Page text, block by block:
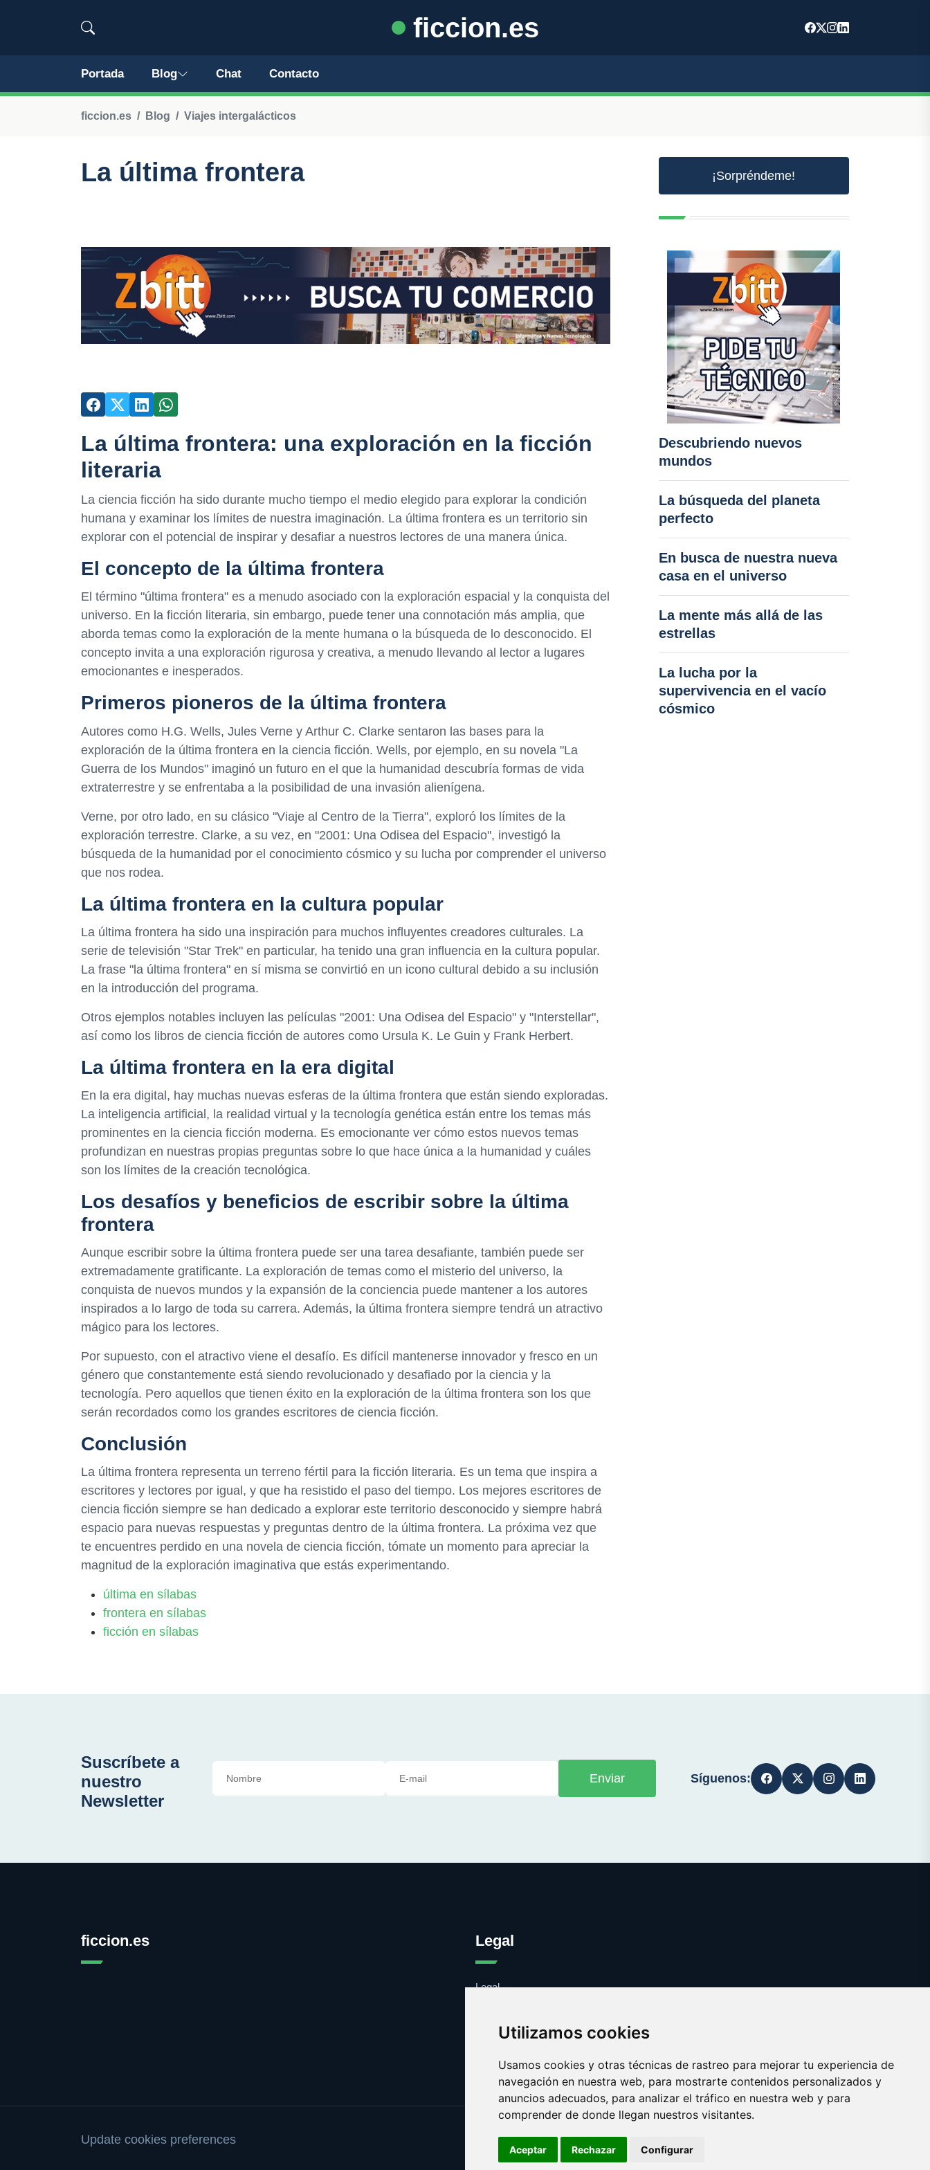
Utilizamos cookies
Usamos cookies y otras técnicas de rastreo para mejorar tu experiencia de
navegación en nuestra web, para mostrarte contenidos personalizados y
anuncios adecuados, para analizar el tráfico en nuestra web y para
comprender de donde llegan nuestros visitantes.
Aceptar Rechazar Configurar
ficcion.es
Portada Blog Chat Contacto
ficcion.es Blog Viajes intergalácticos
La última frontera
La última frontera: una exploración en la ficción
literaria
La ciencia ficción ha sido durante mucho tiempo el medio elegido para explorar la condición
humana y examinar los límites de nuestra imaginación. La última frontera es un territorio sin
explorar con el potencial de inspirar y desafiar a nuestros lectores de una manera única.
El concepto de la última frontera
El término "última frontera" es a menudo asociado con la exploración espacial y la conquista del
universo. En la ficción literaria, sin embargo, puede tener una connotación más amplia, que
aborda temas como la exploración de la mente humana o la búsqueda de lo desconocido. El
concepto invita a una exploración rigurosa y creativa, a menudo llevando al lector a lugares
emocionantes e inesperados.
Primeros pioneros de la última frontera
Autores como H.G. Wells, Jules Verne y Arthur C. Clarke sentaron las bases para la
exploración de la última frontera en la ciencia ficción. Wells, por ejemplo, en su novela "La
Guerra de los Mundos" imaginó un futuro en el que la humanidad descubría formas de vida
extraterrestre y se enfrentaba a la posibilidad de una invasión alienígena.
Verne, por otro lado, en su clásico "Viaje al Centro de la Tierra", exploró los límites de la
exploración terrestre. Clarke, a su vez, en "2001: Una Odisea del Espacio", investigó la
búsqueda de la humanidad por el conocimiento cósmico y su lucha por comprender el universo
que nos rodea.
La última frontera en la cultura popular
La última frontera ha sido una inspiración para muchos influyentes creadores culturales. La
serie de televisión "Star Trek" en particular, ha tenido una gran influencia en la cultura popular.
La frase "la última frontera" en sí misma se convirtió en un icono cultural debido a su inclusión
en la introducción del programa.
Otros ejemplos notables incluyen las películas "2001: Una Odisea del Espacio" y "Interstellar",
así como los libros de ciencia ficción de autores como Ursula K. Le Guin y Frank Herbert.
La última frontera en la era digital
En la era digital, hay muchas nuevas esferas de la última frontera que están siendo exploradas.
La inteligencia artificial, la realidad virtual y la tecnología genética están entre los temas más
prominentes en la ciencia ficción moderna. Es emocionante ver cómo estos nuevos temas
profundizan en nuestras propias preguntas sobre lo que hace única a la humanidad y cuáles
son los límites de la creación tecnológica.
Los desafíos y beneficios de escribir sobre la última
frontera
Aunque escribir sobre la última frontera puede ser una tarea desafiante, también puede ser
extremadamente gratificante. La exploración de temas como el misterio del universo, la
conquista de nuevos mundos y la expansión de la conciencia puede mantener a los autores
inspirados a lo largo de toda su carrera. Además, la última frontera siempre tendrá un atractivo
mágico para los lectores.
Por supuesto, con el atractivo viene el desafío. Es difícil mantenerse innovador y fresco en un
género que constantemente está siendo revolucionado y desafiado por la ciencia y la
tecnología. Pero aquellos que tienen éxito en la exploración de la última frontera son los que
serán recordados como los grandes escritores de ciencia ficción.
Conclusión
La última frontera representa un terreno fértil para la ficción literaria. Es un tema que inspira a
escritores y lectores por igual, y que ha resistido el paso del tiempo. Los mejores escritores de
ciencia ficción siempre se han dedicado a explorar este territorio desconocido y siempre habrá
espacio para nuevas respuestas y preguntas dentro de la última frontera. La próxima vez que
te encuentres perdido en una novela de ciencia ficción, tómate un momento para apreciar la
magnitud de la exploración imaginativa que estás experimentando.
última en sílabas
frontera en sílabas
ficción en sílabas
¡Sorpréndeme!
Descubriendo nuevos
mundos
La búsqueda del planeta
perfecto
En busca de nuestra nueva
casa en el universo
La mente más allá de las
estrellas
La lucha por la
supervivencia en el vacío
cósmico
Suscríbete a
nuestro
Newsletter
Enviar Síguenos:
ficcion.es Legal
Legal
Contacto
Update cookies preferences